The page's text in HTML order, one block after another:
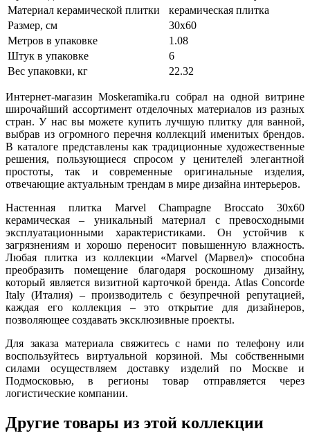
Материал керамической плитки
керамическая плитка
Размер, см
30x60
Метров в упаковке
1.08
Штук в упаковке
6
Вес упаковки, кг
22.32
Интернет-магазин Moskeramika.ru собрал на одной витрине
широчайший ассортимент отделочных материалов из разных
стран. У нас вы можете купить лучшую плитку для ванной,
выбрав из огромного перечня коллекций именитых брендов.
В каталоге представлены как традиционные художественные
решения, пользующиеся спросом у ценителей элегантной
простоты, так и современные оригинальные изделия,
отвечающие актуальным трендам в мире дизайна интерьеров.
Настенная плитка Marvel Champagne Broccato 30x60
керамическая – уникальный материал с превосходными
эксплуатационными характеристиками. Он устойчив к
загрязнениям и хорошо переносит повышенную влажность.
Любая плитка из коллекции «Marvel (Марвел)» способна
преобразить помещение благодаря роскошному дизайну,
который является визитной карточкой бренда. Atlas Concorde
Italy (Италия) – производитель с безупречной репутацией,
каждая его коллекция – это открытие для дизайнеров,
позволяющее создавать эксклюзивные проекты.
Для заказа материала свяжитесь с нами по телефону или
воспользуйтесь виртуальной корзиной. Мы собственными
силами осуществляем доставку изделий по Москве и
Подмосковью, в регионы товар отправляется через
логистические компании.
Другие товары из этой коллекции